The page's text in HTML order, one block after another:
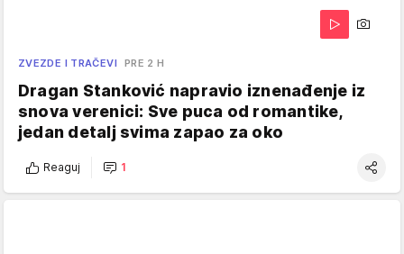
ZVEZDE I TRAČEVI PRE 2 H
Dragan Stanković napravio iznenađenje iz
snova verenici: Sve puca od romantike,
jedan detalj svima zapao za oko
Reaguj 1